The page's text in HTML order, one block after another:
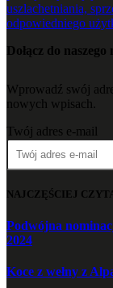
uszlachetniania,
odpowiedniego
Dołącz do
Wprowadź swój
nowych wpisach.
Twój adres e-mail
NAJCZĘŚCIEJ
Podwójna
2024
Koce z wełny z